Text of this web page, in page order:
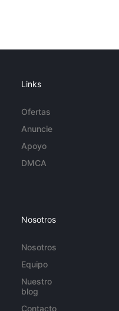
Links
Ofertas
Anuncie
Apoyo
DMCA
Nosotros
Nosotros
Equipo
Nuestro
blog
Contacto